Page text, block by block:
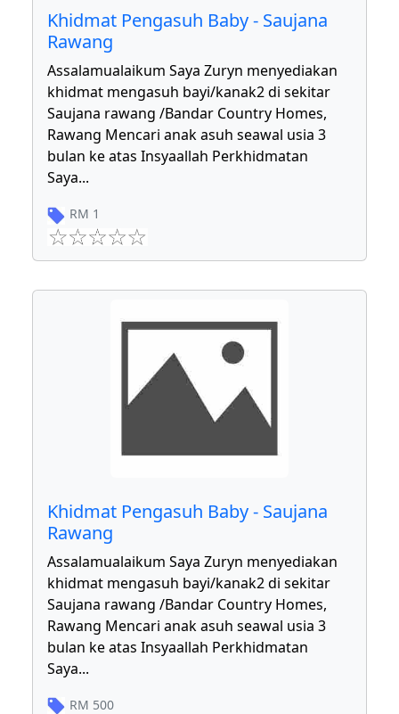
Khidmat Pengasuh Baby - Saujana
Rawang
Assalamualaikum Saya Zuryn menyediakan
khidmat mengasuh bayi/kanak2 di sekitar
Saujana rawang /Bandar Country Homes,
Rawang Mencari anak asuh seawal usia 3
bulan ke atas Insyaallah Perkhidmatan
Saya...
RM 1
Khidmat Pengasuh Baby - Saujana
Rawang
Assalamualaikum Saya Zuryn menyediakan
khidmat mengasuh bayi/kanak2 di sekitar
Saujana rawang /Bandar Country Homes,
Rawang Mencari anak asuh seawal usia 3
bulan ke atas Insyaallah Perkhidmatan
Saya...
RM 500